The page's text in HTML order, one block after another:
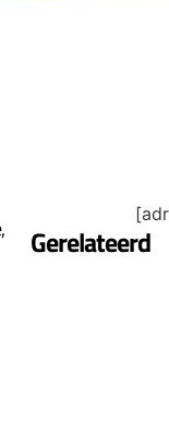
Gerelateerd